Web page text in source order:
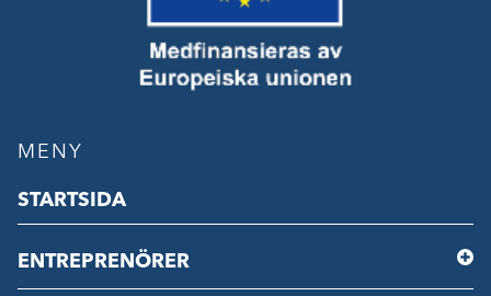
MENY
STARTSIDA
ENTREPRENÖRER